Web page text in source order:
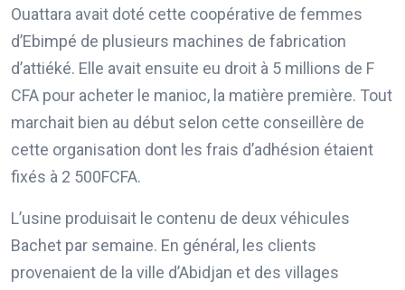
Ouattara avait doté cette coopérative de femmes
d’Ebimpé de plusieurs machines de fabrication
d’attiéké. Elle avait ensuite eu droit à 5 millions de F
CFA pour acheter le manioc, la matière première. Tout
marchait bien au début selon cette conseillère de
cette organisation dont les frais d’adhésion étaient
fixés à 2 500FCFA.
L’usine produisait le contenu de deux véhicules
Bachet par semaine. En général, les clients
provenaient de la ville d’Abidjan et des villages